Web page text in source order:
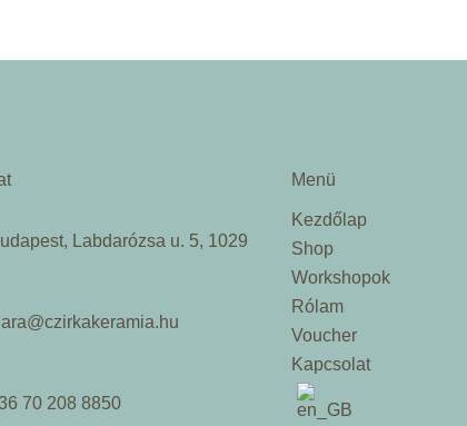
Labdarózsa u. 5, 1029
70 208 8850
Menü
Kezdőlap
Shop
Workshopok
Rólam
Voucher
Kapcsolat